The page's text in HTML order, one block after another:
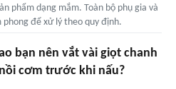
phẩm dạng mắm. Toàn bộ phụ gia và
để xử lý theo quy định.
bạn nên vắt vài giọt chanh
cơm trước khi nấu?